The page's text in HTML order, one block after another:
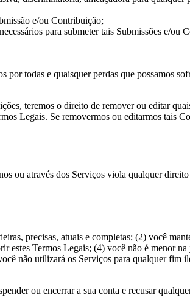
e/ou Contribuição;
para submeter tais Submissões e/ou
todas e quaisquer perdas que possamos
teremos o direito de remover ou editar
Legais. Se removermos ou editarmos tais
ou através dos Serviços viola qualquer
precisas, atuais e completas; (2) você
Termos Legais; (4) você não é menor
não utilizará os Serviços para qualquer fim
ou encerrar a sua conta e recusar